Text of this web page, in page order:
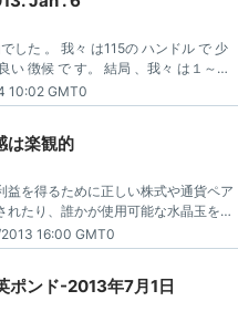
した 。 我々 は115の ハンドル で 少
い 徴候 で す。 結局 、我々 は１～２
。撤退が必要です 、そして、 私はお
ます。
10:02 GMT0
は楽観的
を得るために正しい株式や通貨ペア
たり、誰かが使用可能な水晶玉を考
るための自由で最高のツールはビジ
16:00 GMT0
ポンド-2013年7月1日